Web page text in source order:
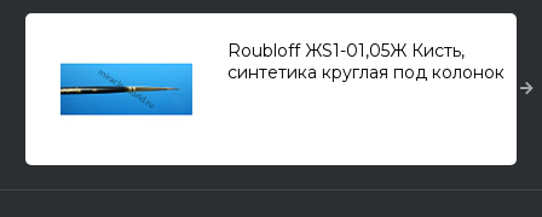
Roubloff ЖS1-01,05Ж Кисть,
синтетика круглая под колонок